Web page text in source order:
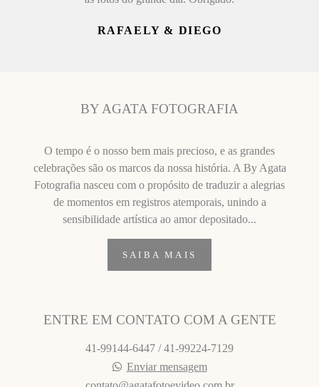
RAFAELY & DIEGO
BY AGATA FOTOGRAFIA
O tempo é o nosso bem mais precioso, e as grandes
celebrações são os marcos da nossa história. A By Agata
Fotografia nasceu com o propósito de traduzir a alegrias
de momentos em registros atemporais, unindo a
sensibilidade artística ao amor depositado...
SAIBA MAIS
ENTRE EM CONTATO COM A GENTE
41-99144-6447 / 41-99224-7129
Enviar mensagem